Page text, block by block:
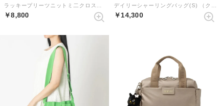
￥8,800 ￥14,300